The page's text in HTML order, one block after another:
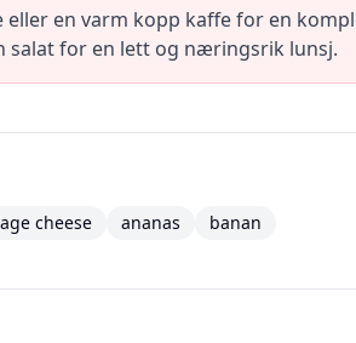
en varm kopp kaffe for en
salat for en lett og næringsrik lunsj.
cheese ananas banan